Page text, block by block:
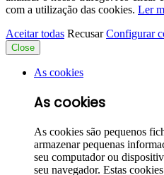
com a utilização das cookies. Ler
Aceitar todas Recusar Configurar
Close
As cookies
As cookies
As cookies são pequenos
armazenar pequenas
seu computador ou
seu navegador. Estas